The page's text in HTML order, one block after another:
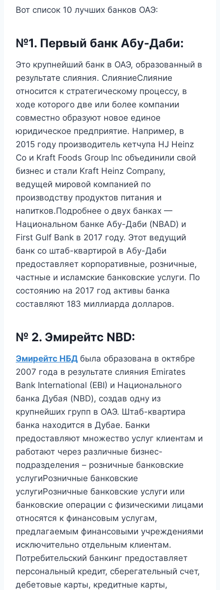
Вот список 10 лучших банков ОАЭ:
№1. Первый банк Абу-Даби:
Это крупнейший банк в ОАЭ, образованный в
результате слияния. СлияниеСлияние
относится к стратегическому процессу, в
ходе которого две или более компании
совместно образуют новое единое
юридическое предприятие. Например, в
2015 году производитель кетчупа HJ Heinz
Co и Kraft Foods Group Inc объединили свой
бизнес и стали Kraft Heinz Company,
ведущей мировой компанией по
производству продуктов питания и
напитков.Подробнее о двух банках —
Национальном банке Абу-Даби (NBAD) и
First Gulf Bank в 2017 году. Этот ведущий
банк со штаб-квартирой в Абу-Даби
предоставляет корпоративные, розничные,
частные и исламские банковские услуги. По
состоянию на 2017 год активы банка
составляют 183 миллиарда долларов.
№ 2. Эмирейтс NBD:
Эмирейтс НБД была образована в октябре
2007 года в результате слияния Emirates
Bank International (EBI) и Национального
банка Дубая (NBD), создав одну из
крупнейших групп в ОАЭ. Штаб-квартира
банка находится в Дубае. Банки
предоставляют множество услуг клиентам и
работают через различные бизнес-
подразделения – розничные банковские
услугиРозничные банковские
услугиРозничные банковские услуги или
банковские операции с физическими лицами
относятся к финансовым услугам,
предлагаемым финансовыми учреждениями
исключительно отдельным клиентам.
Потребительский банкинг предоставляет
персональный кредит, сберегательный счет,
дебетовые карты, кредитные карты,